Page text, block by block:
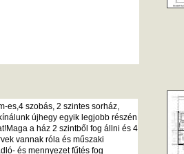
es,4 szobás, 2 szintes sorház,
újhegy egyik legjobb részén
a ház 2 szintből fog állni és 4
vannak róla és műszaki
és mennyezet fűtés fog